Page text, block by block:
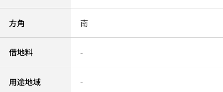
方角 南
借地料 -
用途地域 -